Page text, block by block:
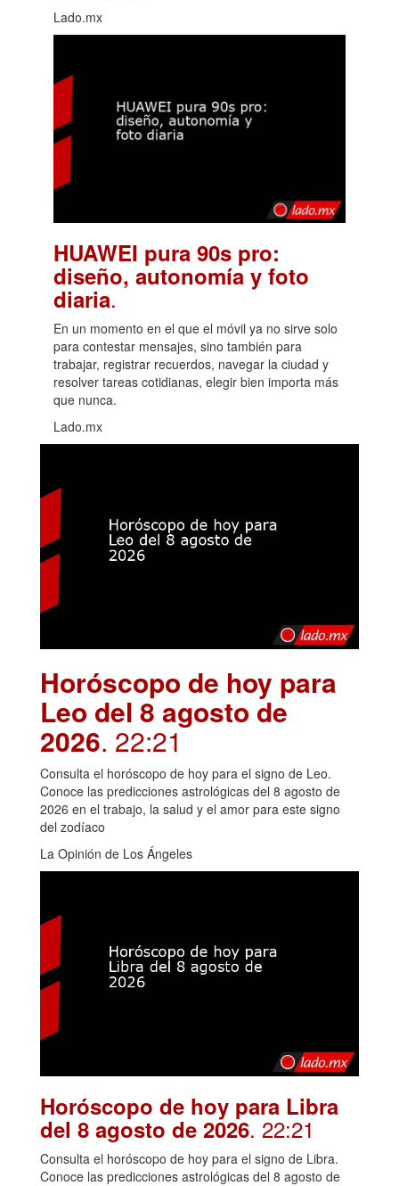
Lado.mx
HUAWEI pura 90s pro:
diseño, autonomía y foto
diaria.
En un momento en el que el móvil ya no sirve solo
para contestar mensajes, sino también para
trabajar, registrar recuerdos, navegar la ciudad y
resolver tareas cotidianas, elegir bien importa más
que nunca.
Lado.mx
Horóscopo de hoy para
Leo del 8 agosto de
2026. 22:21
Consulta el horóscopo de hoy para el signo de Leo.
Conoce las predicciones astrológicas del 8 agosto de
2026 en el trabajo, la salud y el amor para este signo
del zodíaco
La Opinión de Los Ángeles
Horóscopo de hoy para Libra
del 8 agosto de 2026. 22:21
Consulta el horóscopo de hoy para el signo de Libra.
Conoce las predicciones astrológicas del 8 agosto de